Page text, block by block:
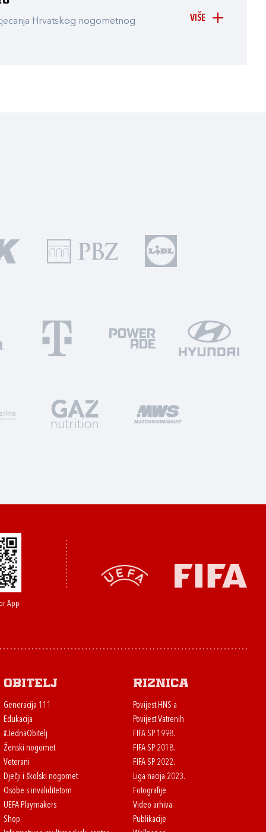
VIŠE
Hrvatskog nogometnog
App
Obitelj
Generacija 111
Edukacija
#JednaObitelj
Ženski nogomet
Veterani
Dječji i školski nogomet
Osobe s invaliditetom
UEFA Playmakers
Shop
Riznica
Povijest HNS-a
Povijest Vatrenih
FIFA SP 1998.
FIFA SP 2018.
FIFA SP 2022.
Liga nacija 2023.
Fotografije
Video arhiva
Publikacije